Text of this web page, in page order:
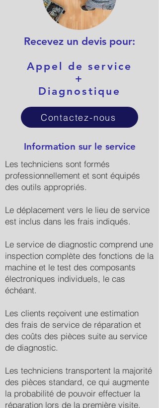
Recevez un devis pour:
Appel de service
+
Diagnostique
Contactez-nous
Information sur le service
Les techniciens sont formés
professionnellement et sont équipés
des outils appropriés.
Le déplacement vers le lieu de service
est inclus dans les frais indiqués.
Le service de diagnostic comprend une
inspection complète des fonctions de la
machine et le test des composants
électroniques individuels, le cas
échéant.
Les clients reçoivent une estimation
des frais de service de réparation et
des coûts des pièces suite au service
de diagnostic.
Les techniciens transportent la majorité
des pièces standard, ce qui augmente
la probabilité de pouvoir effectuer la
réparation lors de la première visite.